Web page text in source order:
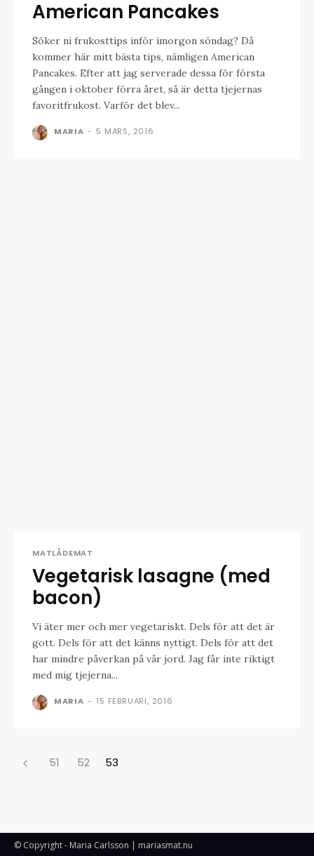
American Pancakes
Söker ni frukosttips inför imorgon söndag? Då
kommer här mitt bästa tips, nämligen American
Pancakes. Efter att jag serverade dessa för första
gången i oktober förra året, så är detta tjejernas
favoritfrukost. Varför det blev...
MARIA - 5 MARS, 2016
MATLÅDEMAT
Vegetarisk lasagne (med
bacon)
Vi äter mer och mer vegetariskt. Dels för att det är
gott. Dels för att det känns nyttigt. Dels för att det
har mindre påverkan på vår jord. Jag får inte riktigt
med mig tjejerna...
MARIA - 15 FEBRUARI, 2016
51 52 53
© Copyright - Maria Carlsson | mariasmat.nu